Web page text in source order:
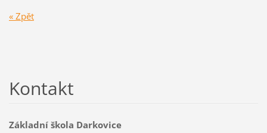
« Zpět
Kontakt
Základní škola Darkovice